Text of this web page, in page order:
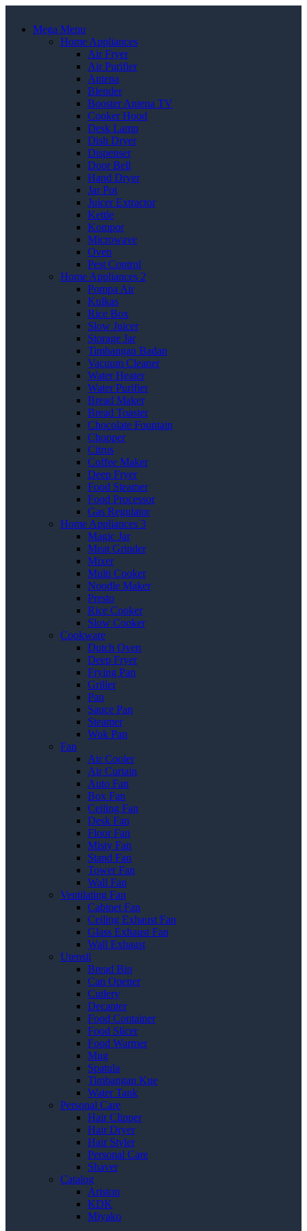
Mega Menu
Home Appliances
Air Fryer
Air Purifier
Antena
Blender
Booster Antena TV
Cooker Hood
Desk Lamp
Dish Dryer
Dispenser
Door Bell
Hand Dryer
Jar Pot
Juicer Extractor
Kettle
Kompor
Microwave
Oven
Pest Control
Home Appliances 2
Pompa Air
Kulkas
Rice Box
Slow Juicer
Storage Jar
Timbangan Badan
Vacuum Cleaner
Water Heater
Water Purifier
Bread Maker
Bread Toaster
Chocolate Fountain
Chopper
Citrus
Coffee Maker
Deep Fryer
Food Steamer
Food Processor
Gas Regulator
Home Appliances 3
Magic Jar
Meat Grinder
Mixer
Multi Cooker
Noodle Maker
Presto
Rice Cooker
Slow Cooker
Cookware
Dutch Oven
Deep Fryer
Frying Pan
Griller
Pan
Sauce Pan
Steamer
Wok Pan
Fan
Air Cooler
Air Curtain
Auto Fan
Box Fan
Ceiling Fan
Desk Fan
Floor Fan
Misty Fan
Stand Fan
Tower Fan
Wall Fan
Ventilating Fan
Cabinet Fan
Ceiling Exhaust Fan
Glass Exhaust Fan
Wall Exhaust
Utensil
Bread Bin
Can Opener
Cutlery
Decanter
Food Container
Food Slicer
Food Warmer
Mug
Spatula
Timbangan Kue
Water Tank
Personal Care
Hair Clipper
Hair Dryer
Hair Styler
Personal Care
Shaver
Catalog
Ariston
KDK
Miyako